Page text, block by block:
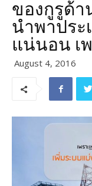
ของกูรูด้า
นำพาประ
แน่นอน เ
August 4, 2016